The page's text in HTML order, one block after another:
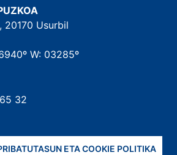
20170 Usurbil
W: 03285º
32
ETA COOKIE POLITIKA